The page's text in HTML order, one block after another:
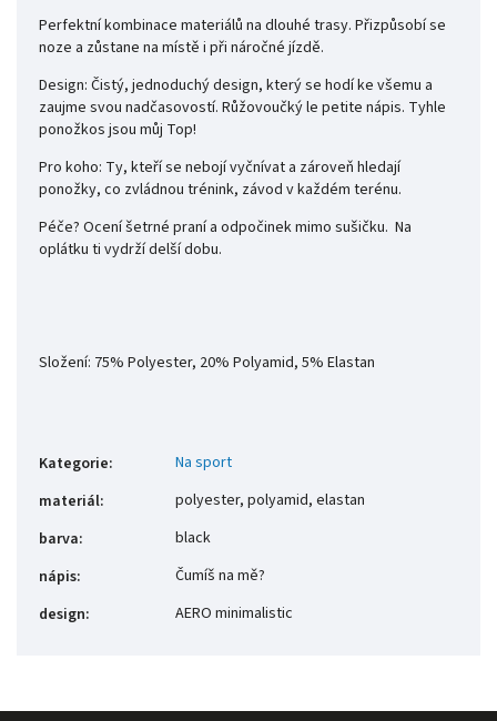
Perfektní kombinace materiálů na dlouhé trasy. Přizpůsobí se
noze a zůstane na místě i při náročné jízdě.
Design: Čistý, jednoduchý design, který se hodí ke všemu a
zaujme svou nadčasovostí. Růžovoučký le petite nápis. Tyhle
ponožkos jsou můj Top!
Pro koho: Ty, kteří se nebojí vyčnívat a zároveň hledají
ponožky, co zvládnou trénink, závod v každém terénu.
Péče? Ocení šetrné praní a odpočinek mimo sušičku. Na
oplátku ti vydrží delší dobu.
Složení: 75% Polyester, 20% Polyamid, 5% Elastan
Kategorie:
Na sport
materiál:
polyester, polyamid, elastan
barva:
black
nápis:
Čumíš na mě?
design: AERO minimalistic